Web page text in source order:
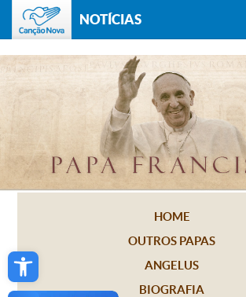
Open toolbar
NOTÍCIAS
HOME
OUTROS PAPAS
ANGELUS
BIOGRAFIA